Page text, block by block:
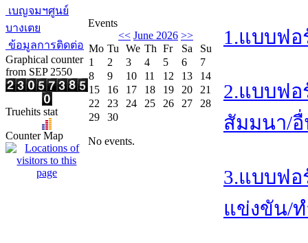
เบญจมฯศูนย์
บางเตย
ข้อมูลการติดต่อ
Graphical counter
from SEP 2550
Truehits stat
Counter Map
Events
<< June 2026 >>
Mo Tu We Th Fr Sa
Su
1
2 3 4 5 6
7
8
9 10 11 12 13
14
15
16 17 18 19 20
21
22
23 24 25 26 27
28
29
30
No events.
1.แบบฟ
2.แบบฟ
สัมมนา/
3.แบบฟอ
แข่งขัน/